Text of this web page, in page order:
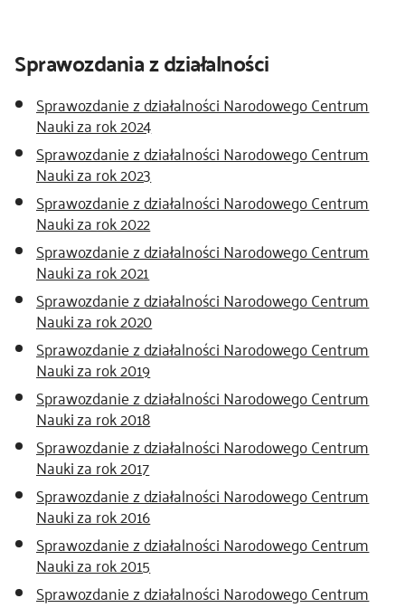
Sprawozdania z działalności
Sprawozdanie z działalności Narodowego Centrum
Nauki za rok 2024
Sprawozdanie z działalności Narodowego Centrum
Nauki za rok 2023
Sprawozdanie z działalności Narodowego Centrum
Nauki za rok 2022
Sprawozdanie z działalności Narodowego Centrum
Nauki za rok 2021
Sprawozdanie z działalności Narodowego Centrum
Nauki za rok 2020
Sprawozdanie z działalności Narodowego Centrum
Nauki za rok 2019
Sprawozdanie z działalności Narodowego Centrum
Nauki za rok 2018
Sprawozdanie z działalności Narodowego Centrum
Nauki za rok 2017
Sprawozdanie z działalności Narodowego Centrum
Nauki za rok 2016
Sprawozdanie z działalności Narodowego Centrum
Nauki za rok 2015
Sprawozdanie z działalności Narodowego Centrum